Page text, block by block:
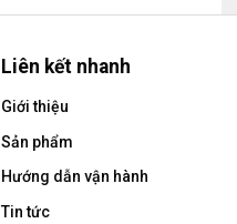
Liên kết nhanh
Giới thiệu
Sản phẩm
Hướng dẫn vận hành
Tin tức